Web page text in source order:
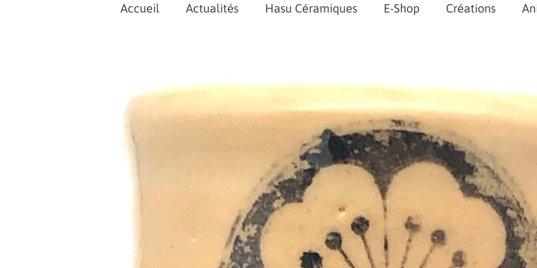
Accueil Actualités Hasu Céramiques E-Shop Créations